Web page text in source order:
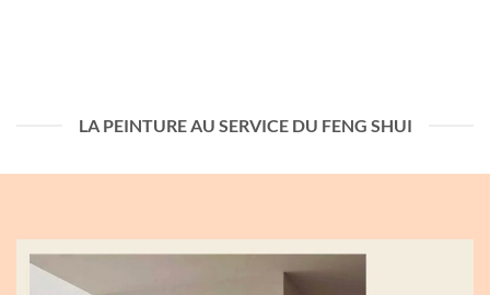
LA PEINTURE AU SERVICE DU FENG SHUI